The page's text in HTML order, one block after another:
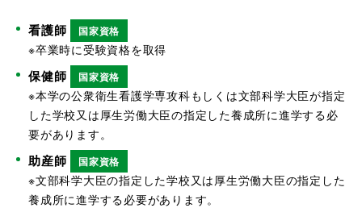
看護師 国家資格
※卒業時に受験資格を取得
保健師 国家資格
※本学の公衆衛生看護学専攻科もしくは文部科学大臣が指定
した学校又は厚生労働大臣の指定した養成所に進学する必
要があります。
助産師 国家資格
※文部科学大臣の指定した学校又は厚生労働大臣の指定した
養成所に進学する必要があります。